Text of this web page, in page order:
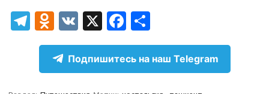
T
el
gr
O
d
n
o
V
K
X
Fa
c
e
b
т
п
р
Подпишитесь на наш Telegram